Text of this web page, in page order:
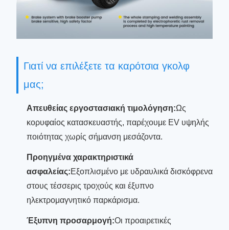
Γιατί να επιλέξετε τα καρότσια γκολφ
μας;
Απευθείας εργοστασιακή τιμολόγηση:Ως
κορυφαίος κατασκευαστής, παρέχουμε EV υψηλής
ποιότητας χωρίς σήμανση μεσάζοντα.
Προηγμένα χαρακτηριστικά
ασφαλείας:Εξοπλισμένο με υδραυλικά δισκόφρενα
στους τέσσερις τροχούς και έξυπνο
ηλεκτρομαγνητικό παρκάρισμα.
Έξυπνη προσαρμογή:Οι προαιρετικές